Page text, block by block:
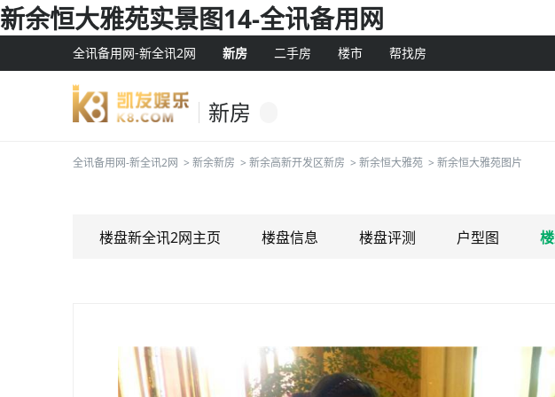
新余恒大雅苑实景图14-全讯备用网
全讯备用网-新全讯2网 新房 二手房 楼市 帮找房
新房
全讯备用网-新全讯2网 > 新余新房 > 新余高新开发区新房 > 新余恒大雅苑 > 新余恒大雅苑图片
楼盘新全讯2网主页 楼盘信息 楼盘评测 户型图